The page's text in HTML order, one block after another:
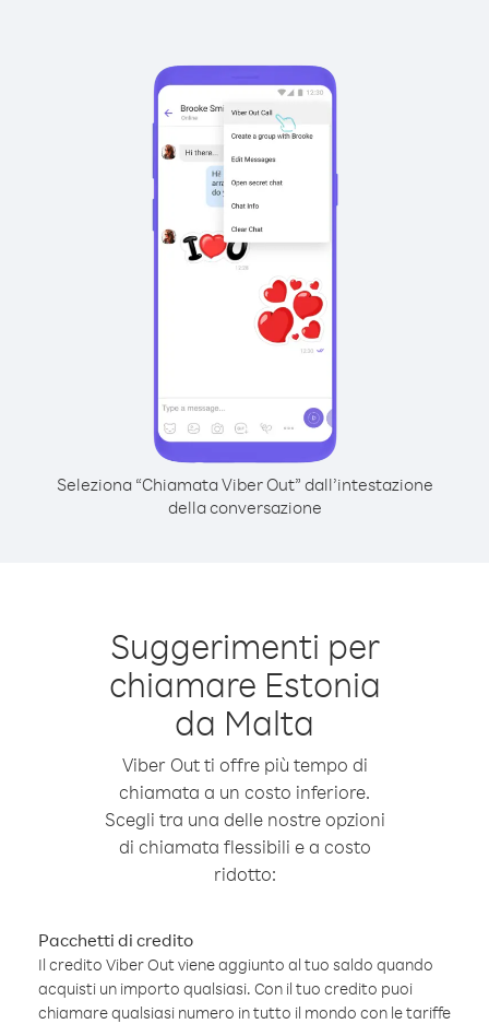
Seleziona “Chiamata Viber Out” dall’intestazione
della conversazione
Suggerimenti per
chiamare Estonia
da Malta
Viber Out ti offre più tempo di
chiamata a un costo inferiore.
Scegli tra una delle nostre opzioni
di chiamata flessibili e a costo
ridotto:
Pacchetti di credito
Il credito Viber Out viene aggiunto al tuo saldo quando
acquisti un importo qualsiasi. Con il tuo credito puoi
chiamare qualsiasi numero in tutto il mondo con le tariffe